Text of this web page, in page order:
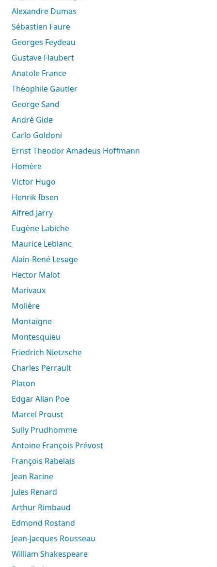
Alexandre Dumas
Sébastien Faure
Georges Feydeau
Gustave Flaubert
Anatole France
Théophile Gautier
George Sand
André Gide
Carlo Goldoni
Ernst Theodor Amadeus Hoffmann
Homère
Victor Hugo
Henrik Ibsen
Alfred Jarry
Eugène Labiche
Maurice Leblanc
Alain-René Lesage
Hector Malot
Marivaux
Molière
Montaigne
Montesquieu
Friedrich Nietzsche
Charles Perrault
Platon
Edgar Allan Poe
Marcel Proust
Sully Prudhomme
Antoine François Prévost
François Rabelais
Jean Racine
Jules Renard
Arthur Rimbaud
Edmond Rostand
Jean-Jacques Rousseau
William Shakespeare